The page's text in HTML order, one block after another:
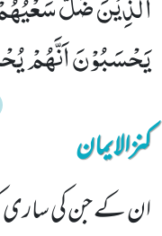
یَحْسَبُوْنَ اَنَّهُمْ
کنزالایمان
ان کے جن کی ساری